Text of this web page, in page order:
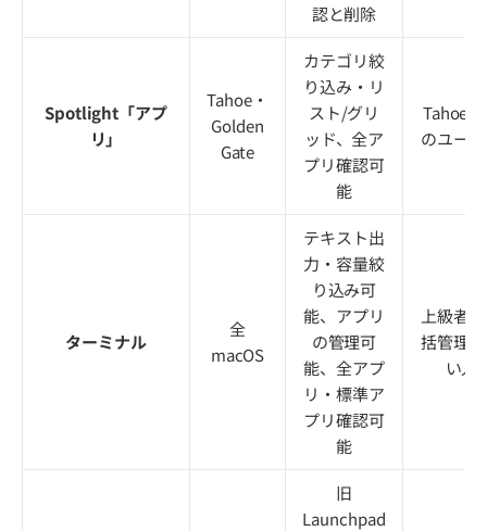
認と削除
Spotlight「アプ
リ」
Tahoe・
Golden
Gate
カテゴリ絞
り込み・リ
スト/グリ
ッド、全ア
プリ確認可
能
Tahoe
のユー
ターミナル
全
macOS
テキスト出
力・容量絞
り込み可
能、アプリ
の管理可
能、全アプ
リ・標準ア
プリ確認可
能
上級者
括管理
い人
旧
Launchpad